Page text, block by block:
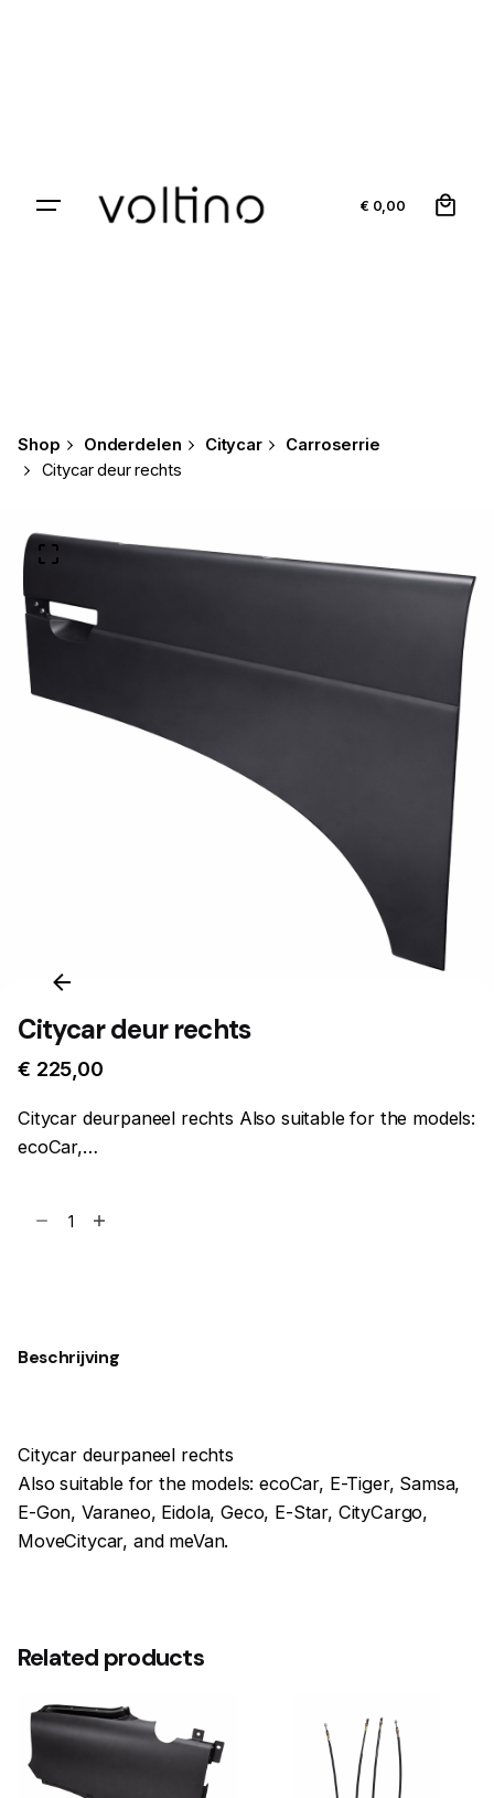
€ 0,00
Shop Onderdelen Citycar
Carroserrie
Citycar deur rechts
Citycar deur rechts
€ 225,00
Citycar deurpaneel rechts Also suitable for the models:
ecoCar,…
Beschrijving
Citycar deurpaneel rechts
Also suitable for the models: ecoCar, E-Tiger, Samsa,
E-Gon, Varaneo, Eidola, Geco, E-Star, CityCargo,
MoveCitycar, and meVan.
Related products